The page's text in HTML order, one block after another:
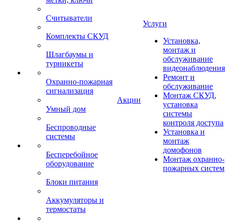
Считыватели
Комплекты СКУД
Шлагбаумы и
турникеты
Охранно-пожарная
сигнализация
Умный дом
Беспроводные
системы
Бесперебойное
оборудование
Блоки питания
Аккумуляторы и
термостаты
Акции
Услуги
Установка,
монтаж и
обслуживание
видеонаблюдения
Ремонт и
обслуживание
Монтаж СКУД,
установка
системы
контроля доступа
Установка и
монтаж
домофонов
Монтаж охранно-
пожарных систем